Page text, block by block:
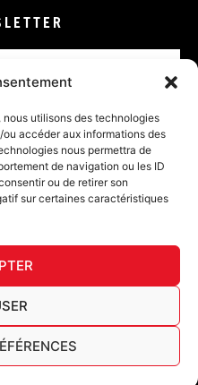
utilisons des technologies
accéder aux informations des
nous permettra de
de navigation ou les ID
ou de retirer son
sur certaines caractéristiques